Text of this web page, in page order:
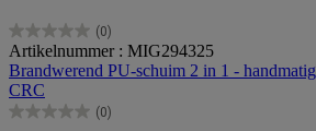
(0)
0.0
van
de
5
sterren.
Artikelnummer : MIG294325
Brandwerend PU-schuim 2 in 1 -
CRC
(0)
0.0